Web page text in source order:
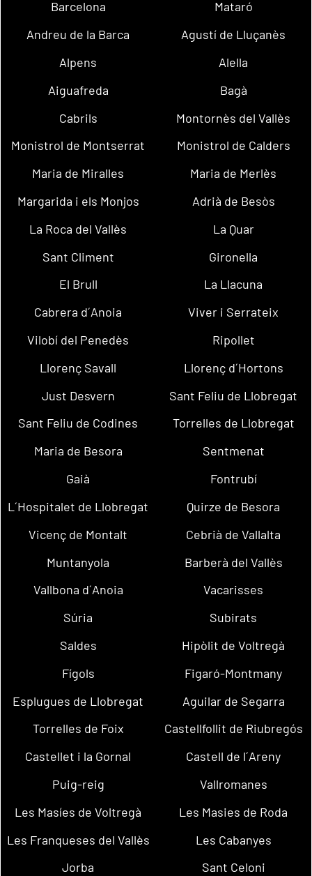
Barcelona
Mataró
Andreu de la Barca
Agustí de Lluçanès
Alpens
Alella
Aiguafreda
Bagà
Cabrils
Montornès del Vallès
Monistrol de Montserrat
Monistrol de Calders
Maria de Miralles
Maria de Merlès
Margarida i els Monjos
Adrià de Besòs
La Roca del Vallès
La Quar
Sant Climent
Gironella
El Brull
La Llacuna
Cabrera d´Anoia
Viver i Serrateix
Vilobí del Penedès
Ripollet
Llorenç Savall
Llorenç d´Hortons
Just Desvern
Sant Feliu de Llobregat
Sant Feliu de Codines
Torrelles de Llobregat
Maria de Besora
Sentmenat
Gaià
Fontrubí
L´Hospitalet de Llobregat
Quirze de Besora
Vicenç de Montalt
Cebrià de Vallalta
Muntanyola
Barberà del Vallès
Vallbona d´Anoia
Vacarisses
Súria
Subirats
Saldes
Hipòlit de Voltregà
Fígols
Figaró-Montmany
Esplugues de Llobregat
Aguilar de Segarra
Torrelles de Foix
Castellfollit de Riubregós
Castellet i la Gornal
Castell de l´Areny
Puig-reig
Vallromanes
Les Masíes de Voltregà
Les Masies de Roda
Les Franqueses del Vallès
Les Cabanyes
Jorba
Sant Celoni